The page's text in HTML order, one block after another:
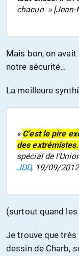
chacun. »
Mais bon, on
notre sécurité…
La meilleure
«C’est le pire
des extrémistes.
spécial de
JDD, 19/09/
(surtout quand
Je trouve que très
dessin de Charb,